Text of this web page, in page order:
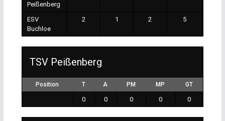
Peißenberg
ESV
Buchloe
2 1 2 5
TSV Peißenberg
Position T A PM MP GT
0 0 0 0 0